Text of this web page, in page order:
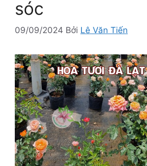
sóc
09/09/2024 Bởi Lê Văn Tiến